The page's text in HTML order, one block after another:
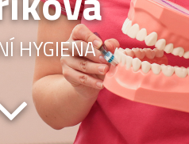
HYGIENA